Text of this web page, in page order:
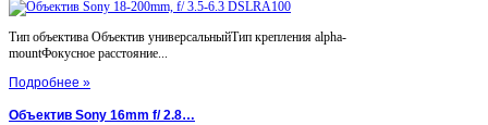
Тип объектива Объектив универсальныйТип крепления alpha-
mountФокусное расстояние...
Подробнее »
Объектив Sony 16mm f/ 2.8…